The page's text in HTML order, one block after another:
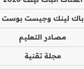
باك لينك وجيست بوست
مصادر التعليم
مجلة تقنية